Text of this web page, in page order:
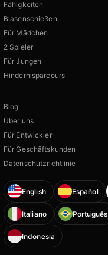
Fähigkeiten
Blasenschießen
Für Mädchen
2 Spieler
Für Jungen
Hindernisparcours
Blog
Über uns
Für Entwickler
Für Geschäftskunden
Datenschutzrichtlinie
English Español
Italiano Português
Indonesia